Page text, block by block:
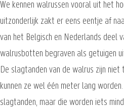
We kennen walrussen vooral uit het
uitzonderlijk zakt er eens eentje af
van het Belgisch en Nederlands deel
walrusbotten begraven als getuigen
De slagtanden van de walrus zijn niet
kunnen ze wel één meter lang
slagtanden, maar die worden iets